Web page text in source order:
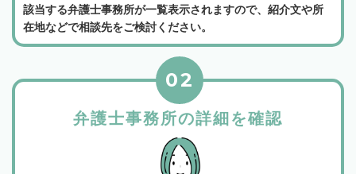
該当する弁護士事務所が一覧表示されますので、紹介文や所
在地などで相談先をご検討ください。
弁護士事務所の詳細を確認
02